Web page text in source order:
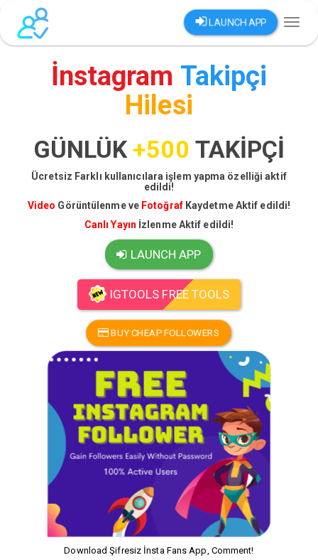
LAUNCH APP
İnstagram Takipçi
Hilesi
GÜNLÜK +500 TAKİPÇİ
Ücretsiz Farklı kullanıcılara işlem yapma özelliği aktif
edildi!
Video Görüntülenme ve Fotoğraf Kaydetme Aktif edildi!
Canlı Yayın İzlenme Aktif edildi!
LAUNCH APP
IGTOOLS FREE TOOLS
BUY CHEAP FOLLOWERS
Download Şifresiz İnsta Fans App, Comment!